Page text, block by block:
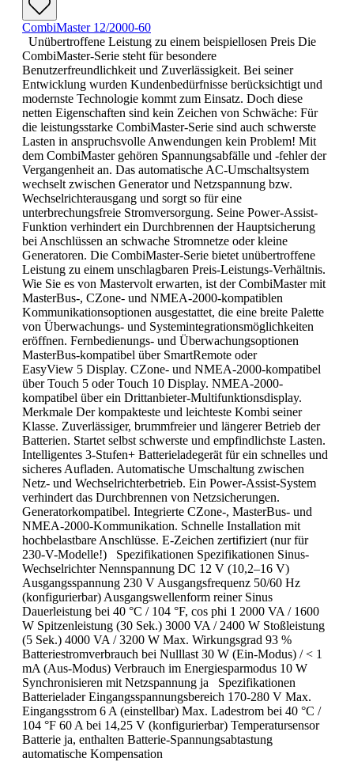
CombiMaster 12/2000-60
Unübertroffene Leistung zu einem beispiellosen Preis Die
CombiMaster-Serie steht für besondere
Benutzerfreundlichkeit und Zuverlässigkeit. Bei seiner
Entwicklung wurden Kundenbedürfnisse berücksichtigt und
modernste Technologie kommt zum Einsatz. Doch diese
netten Eigenschaften sind kein Zeichen von Schwäche: Für
die leistungsstarke CombiMaster-Serie sind auch schwerste
Lasten in anspruchsvolle Anwendungen kein Problem! Mit
dem CombiMaster gehören Spannungsabfälle und -fehler der
Vergangenheit an. Das automatische AC-Umschaltsystem
wechselt zwischen Generator und Netzspannung bzw.
Wechselrichterausgang und sorgt so für eine
unterbrechungsfreie Stromversorgung. Seine Power-Assist-
Funktion verhindert ein Durchbrennen der Hauptsicherung
bei Anschlüssen an schwache Stromnetze oder kleine
Generatoren. Die CombiMaster-Serie bietet unübertroffene
Leistung zu einem unschlagbaren Preis-Leistungs-Verhältnis.
Wie Sie es von Mastervolt erwarten, ist der CombiMaster mit
MasterBus-, CZone- und NMEA-2000-kompatiblen
Kommunikationsoptionen ausgestattet, die eine breite Palette
von Überwachungs- und Systemintegrationsmöglichkeiten
eröffnen. Fernbedienungs- und Überwachungsoptionen
MasterBus-kompatibel über SmartRemote oder
EasyView 5 Display. CZone- und NMEA-2000-kompatibel
über Touch 5 oder Touch 10 Display. NMEA-2000-
kompatibel über ein Drittanbieter-Multifunktionsdisplay.
Merkmale Der kompakteste und leichteste Kombi seiner
Klasse. Zuverlässiger, brummfreier und längerer Betrieb der
Batterien. Startet selbst schwerste und empfindlichste Lasten.
Intelligentes 3-Stufen+ Batterieladegerät für ein schnelles und
sicheres Aufladen. Automatische Umschaltung zwischen
Netz- und Wechselrichterbetrieb. Ein Power-Assist-System
verhindert das Durchbrennen von Netzsicherungen.
Generatorkompatibel. Integrierte CZone-, MasterBus- und
NMEA-2000-Kommunikation. Schnelle Installation mit
hochbelastbare Anschlüsse. E-Zeichen zertifiziert (nur für
230-V-Modelle!) Spezifikationen Spezifikationen Sinus-
Wechselrichter Nennspannung DC 12 V (10,2–16 V)
Ausgangsspannung 230 V Ausgangsfrequenz 50/60 Hz
(konfigurierbar) Ausgangswellenform reiner Sinus
Dauerleistung bei 40 °C / 104 °F, cos phi 1 2000 VA / 1600
W Spitzenleistung (30 Sek.) 3000 VA / 2400 W Stoßleistung
(5 Sek.) 4000 VA / 3200 W Max. Wirkungsgrad 93 %
Batteriestromverbrauch bei Nulllast 30 W (Ein-Modus) / < 1
mA (Aus-Modus) Verbrauch im Energiesparmodus 10 W
Synchronisieren mit Netzspannung ja Spezifikationen
Batterielader Eingangsspannungsbereich 170-280 V Max.
Eingangsstrom 6 A (einstellbar) Max. Ladestrom bei 40 °C /
104 °F 60 A bei 14,25 V (konfigurierbar) Temperatursensor
Batterie ja, enthalten Batterie-Spannungsabtastung
automatische Kompensation